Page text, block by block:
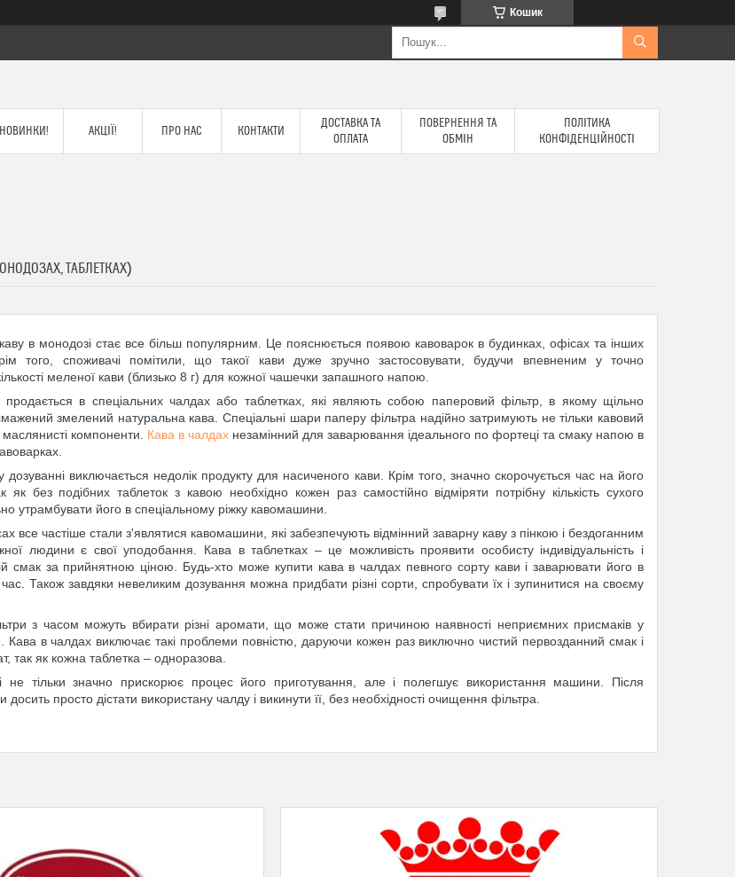
Кошик
НОВИНКИ! АКЦІЇ! ПРО НАС КОНТАКТИ
ДОСТАВКА ТА
ОПЛАТА
ПОВЕРНЕННЯ ТА
ОБМІН
ПОЛІТИКА
КОНФІДЕНЦІЙНОСТІ
ТАБЛЕТКАХ)
в монодозі стає все більш популярним. Це пояснюється появою кавоварок в будинках, офісах та інших
того, споживачі помітили, що такої кави дуже зручно застосовувати, будучи впевненим у точно
меленої кави (близько 8 г) для кожної чашечки запашного напою.
продається в спеціальних чалдах або таблетках, які являють собою паперовий фільтр, в якому щільно
змелений натуральна кава. Спеціальні шари паперу фільтра надійно затримують не тільки кавовий
компоненти. Кава в чалдах незамінний для заварювання ідеального по фортеці та смаку напою в
дозуванні виключається недолік продукту для насиченого кави. Крім того, значно скорочується час на його
як без подібних таблеток з кавою необхідно кожен раз самостійно відміряти потрібну кількість сухого
утрамбувати його в спеціальному ріжку кавомашини.
все частіше стали з'являтися кавомашини, які забезпечують відмінний заварну каву з пінкою і бездоганним
людини є свої уподобання. Кава в таблетках – це можливість проявити особисту індивідуальність і
смак за прийнятною ціною. Будь-хто може купити кава в чалдах певного сорту кави і заварювати його в
Також завдяки невеликим дозування можна придбати різні сорти, спробувати їх і зупинитися на своєму
з часом можуть вбирати різні аромати, що може стати причиною наявності неприємних присмаків у
Кава в чалдах виключає такі проблеми повністю, даруючи кожен раз виключно чистий первозданний смак і
так як кожна таблетка – одноразова.
не тільки значно прискорює процес його приготування, але і полегшує використання машини. Після
просто дістати використану чалду і викинути її, без необхідності очищення фільтра.